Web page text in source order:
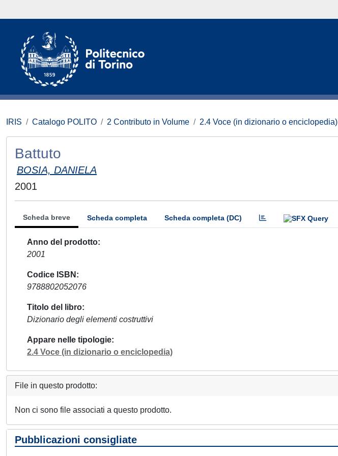
IRIS Catalogo POLITO 2 Contributo in Volume 2.4 Voce (in dizionario o enciclopedia)
Battuto
BOSIA, DANIELA
2001
Scheda breve Scheda completa Scheda completa (DC)
Anno del prodotto
2001
Codice ISBN
9788802052076
Titolo del libro
Dizionario degli elementi costruttivi
Appare nelle tipologie
2.4 Voce (in dizionario o enciclopedia)
File in questo prodotto:
Non ci sono file associati a questo prodotto.
Pubblicazioni consigliate